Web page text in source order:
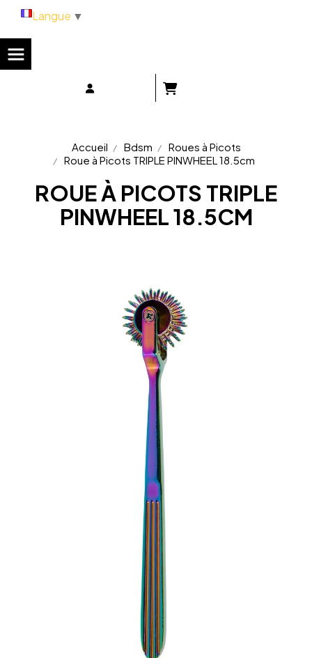
Accueil Bdsm
Roues à Picots
Roue à Picots TRIPLE PINWHEEL 18.5cm
ROUE À PICOTS TRIPLE
PINWHEEL 18.5CM
Langue ▼